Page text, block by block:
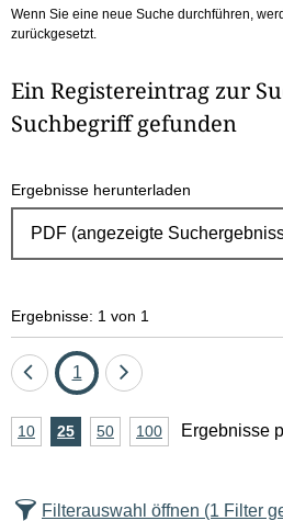
Wenn Sie eine neue Suche durchführen,
zurückgesetzt.
Ein Registereintrag zur
Suchbegriff gefunden
Ergebnisse herunterladen
Ergebnisse: 1 von 1
Eine
zurück
Seite
1
Eine
vor
A
z
10Ergebnisse
25Ergebnisse
50Ergebnisse
100Ergebnisse
Ergebnisse
Filterauswahl öffnen (1 Filter